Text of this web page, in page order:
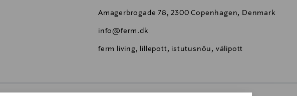
Amagerbrogade 78, 2300 Copenhagen, Denmark
info@ferm.dk
ferm living, lillepott, istutusnõu, välipott